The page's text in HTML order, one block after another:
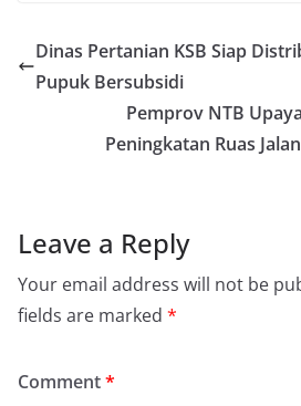
Dinas Pertanian KSB Siap
Pupuk Bersubsidi
Pemprov NTB
Peningkatan Ruas
Leave a Reply
Your email address will not be
fields are marked *
Comment*